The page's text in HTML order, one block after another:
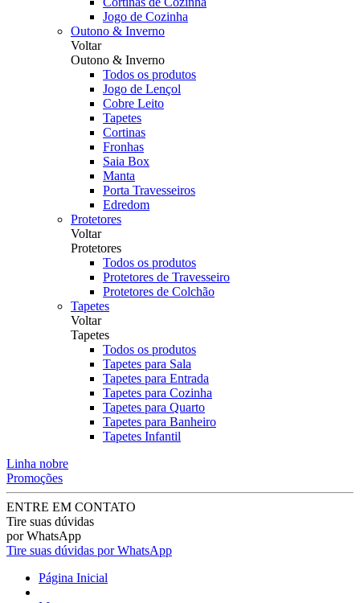
Jogo de Cozinha
Outono & Inverno
Voltar
Outono & Inverno
Todos os produtos
Jogo de Lençol
Cobre Leito
Tapetes
Cortinas
Fronhas
Saia Box
Manta
Porta Travesseiros
Edredom
Protetores
Voltar
Protetores
Todos os produtos
Protetores de Travesseiro
Protetores de Colchão
Tapetes
Voltar
Tapetes
Todos os produtos
Tapetes para Sala
Tapetes para Entrada
Tapetes para Cozinha
Tapetes para Quarto
Tapetes para Banheiro
Tapetes Infantil
Linha nobre
Promoções
ENTRE EM CONTATO
Tire suas dúvidas
por WhatsApp
Tire suas dúvidas por WhatsApp
Página Inicial